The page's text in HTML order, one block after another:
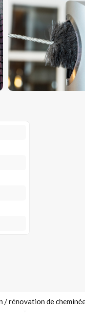
/ rénovation de